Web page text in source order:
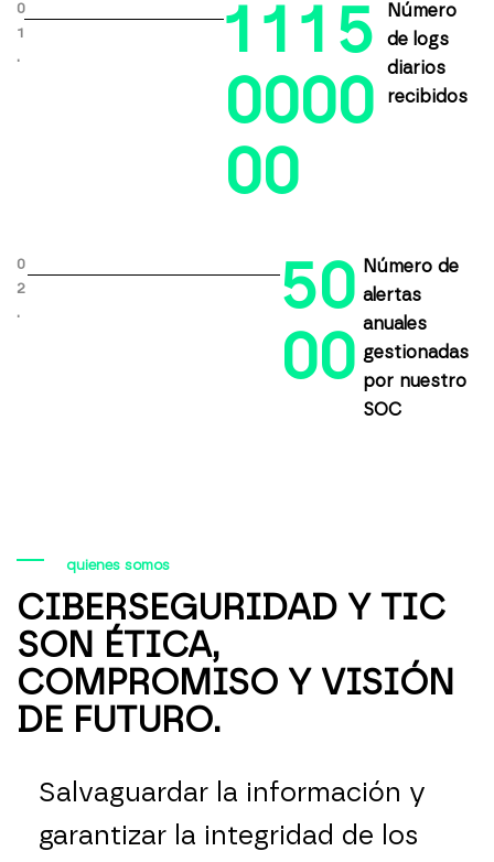
0
1
.
1 1 1 5
0000
00
Número
de logs
diarios
recibidos
0
2
.
50
00
Número de
alertas
anuales
gestionadas
por nuestro
SOC
quienes somos
CIBERSEGURIDAD Y TIC
SON ÉTICA,
COMPROMISO Y VISIÓN
DE FUTURO.
Salvaguardar la información y
garantizar la integridad de los